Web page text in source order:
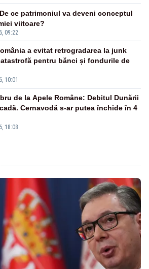
09:22
ce patrimoniul va deveni conceptul
viitoare?
10:01
a evitat retrogradarea la junk
pentru bănci și fondurile de
18:08
de la Apele Române: Debitul Dunării
Cernavodă s-ar putea închide în 4